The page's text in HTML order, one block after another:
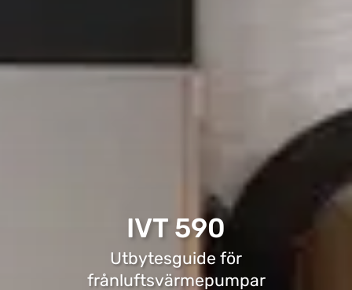
IVT 590
Utbytesguide för
frånluftsvärmepumpar